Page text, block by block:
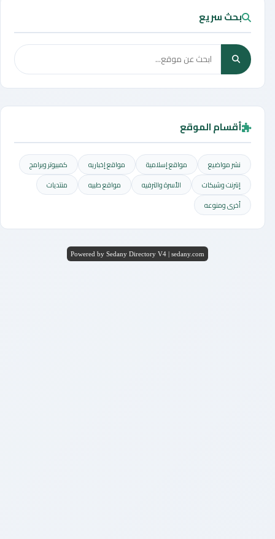
بحث سريع
أقسام الموقع
نشر مواضيع مواقع إسلامية مواقع إخباريه
كمبيوتر وبرامج
إنترنت وشبكات
الأسرة والترفيه مواقع طبيه
منتديات
أخرى ومنوعه
Powered by Sedany Directory V4 | sedany.com